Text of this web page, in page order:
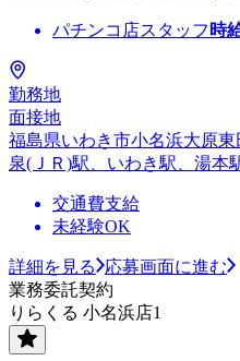
パチンコ店スタッフ 時
勤務地
面接地
福島県いわき市小名浜大原東
泉(ＪＲ)駅、いわき駅、湯本
交通費支給
未経験OK
詳細を見る
応募画面に進む
業務委託契約
りらくる 小名浜店1